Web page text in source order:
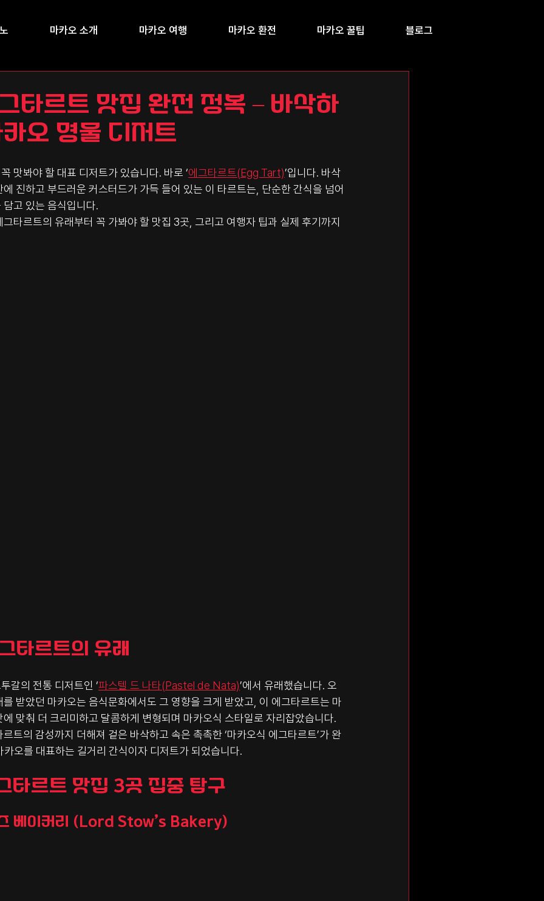
마카오 소개 마카오 여행 마카오 환전 마카오 꿀팁 블로그
타르트 맛집 완전 정복 – 바삭하
오 명물 디저트
맛봐야 할 대표 디저트가 있습니다. 바로 ‘에그타르트(Egg Tart)’입니다. 바삭
진하고 부드러운 커스터드가 가득 들어 있는 이 타르트는, 단순한 간식을 넘어
고 있는 음식입니다.
타르트의 유래부터 꼭 가봐야 할 맛집 3곳, 그리고 여행자 팁과 실제 후기까지
타르트의 유래
갈의 전통 디저트인 ‘파스텔 드 나타(Pastel de Nata)’에서 유래했습니다. 오
받았던 마카오는 음식문화에서도 그 영향을 크게 받았고, 이 에그타르트는 마
맞춰 더 크리미하고 달콤하게 변형되며 마카오식 스타일로 자리잡았습니다.
트의 감성까지 더해져 겉은 바삭하고 속은 촉촉한 ‘마카오식 에그타르트’가 완
오를 대표하는 길거리 간식이자 디저트가 되었습니다.
타르트 맛집 3곳 집중 탐구
베이커리 (Lord Stow’s Bakery)